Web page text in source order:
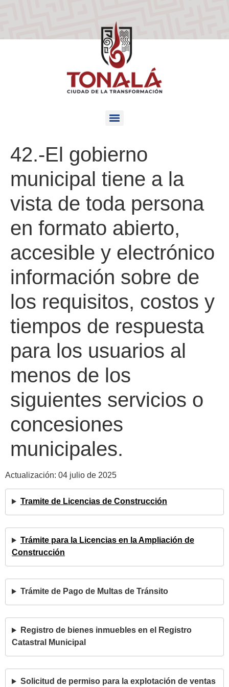
42.-El gobierno
municipal tiene a la
vista de toda persona
en formato abierto,
accesible y electrónico
información sobre de
los requisitos, costos y
tiempos de respuesta
para los usuarios al
menos de los
siguientes servicios o
concesiones
municipales.
Actualización: 04 julio de 2025
Tramite de Licencias de Construcción
Trámite para la Licencias en la Ampliación de
Construcción
Trámite de Pago de Multas de Tránsito
Registro de bienes inmuebles en el Registro
Catastral Municipal
Solicitud de permiso para la explotación de ventas